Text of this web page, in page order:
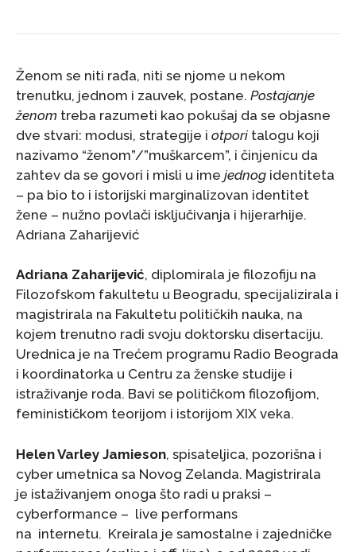
Ženom se niti rađa, niti se njome u nekom
trenutku, jednom i zauvek, postane. Postajanje
ženom treba razumeti kao pokušaj da se objasne
dve stvari: modusi, strategije i otpori talogu koji
nazivamo “ženom”/”muškarcem”, i činjenicu da
zahtev da se govori i misli u ime jednog identiteta
– pa bio to i istorijski marginalizovan identitet
žene – nužno povlači isključivanja i hijerarhije.
Adriana Zaharijević
Adriana Zaharijević, diplomirala je filozofiju na
Filozofskom fakultetu u Beogradu, specijalizirala i
magistrirala na Fakultetu političkih nauka, na
kojem trenutno radi svoju doktorsku disertaciju.
Urednica je na Trećem programu Radio Beograda
i koordinatorka u Centru za ženske studije i
istraživanje roda. Bavi se političkom filozofijom,
feminističkom teorijom i istorijom XIX veka.
Helen Varley Jamieson, spisateljica, pozorišna i
cyber umetnica sa Novog Zelanda. Magistrirala
je istaživanjem onoga što radi u praksi –
cyberformance – live performans
na internetu. Kreirala je samostalne i zajedničke